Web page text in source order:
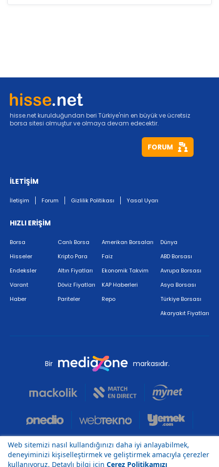
hisse.net kurulduğundan beri Türkiye'nin en büyük ve ücretsiz
borsa sitesi olmuştur ve olmaya devam edecektir.
FORUM
İLETİŞİM
İletişim Forum Gizlilik Politikası Yasal Uyarı
HIZLI ERİŞİM
Borsa
Hisseler
Endeksler
Varant
Haber
Canlı Borsa
Kripto Para
Altın Fiyatları
Döviz Fiyatları
Pariteler
Amerikan Borsaları
Faiz
Ekonomik Takvim
KAP Haberleri
Repo
Dünya
ABD Borsası
Avrupa Borsası
Asya Borsası
Türkiye Borsası
Akaryakıt Fiyatları
Bir markasıdır.